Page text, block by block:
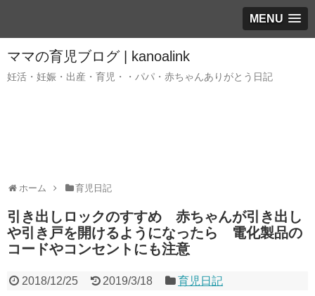
MENU
ママの育児ブログ | kanoalink
妊活・妊娠・出産・育児・・パパ・赤ちゃんありがとう日記
ホーム 育児日記
引き出しロックのすすめ 赤ちゃんが引き出し
や引き戸を開けるようになったら 電化製品の
コードやコンセントにも注意
2018/12/25 2019/3/18 育児日記